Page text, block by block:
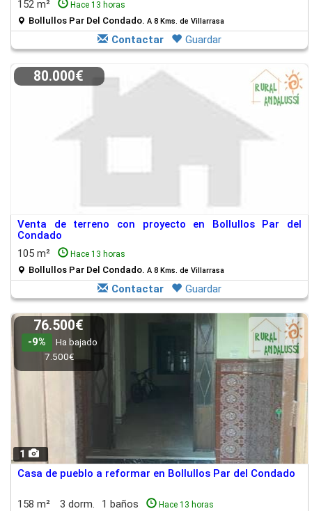
152 m² Hace 13 horas
Bollullos Par Del Condado. A 8 Kms. de Villarrasa
Contactar Guardar
80.000€
Venta de terreno con proyecto en Bollullos Par del
Condado
105 m²
Hace 13 horas
Bollullos Par Del Condado. A 8 Kms. de Villarrasa
Contactar Guardar
1
76.500€
-9%
Ha bajado
7.500€
Casa de pueblo a reformar en Bollullos Par del Condado
158 m² 3 dorm. 1 baños Hace 13 horas